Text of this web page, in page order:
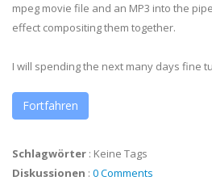
mpeg movie file and an MP3 into the
effect compositing them together.
I will spending the next many days fine
Fortfahren
Schlagwörter : Keine Tags
Diskussionen : 0 Comments